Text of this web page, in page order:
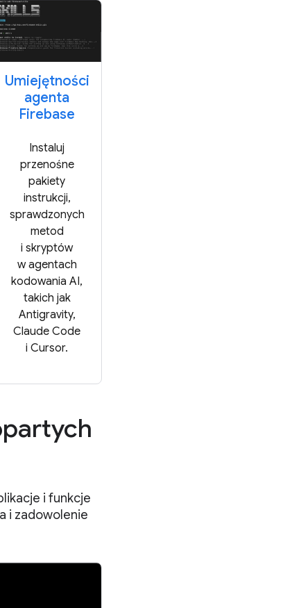
Umiejętności
agenta
Firebase
Instaluj
przenośne
pakiety
instrukcji,
sprawdzonych
metod
i skryptów
w agentach
kodowania AI,
takich jak
Antigravity,
Claude Code
i Cursor.
i funkcje
i zadowolenie